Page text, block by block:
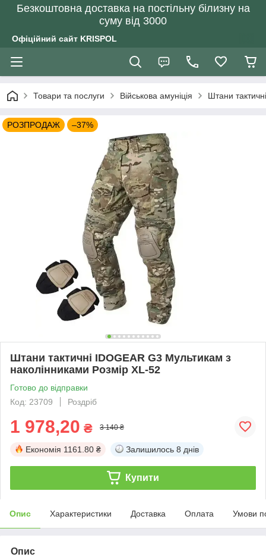
Безкоштовна доставка на постільну білизну на
суму від 3000
Офіційний сайт KRISPOL
Товари та послуги Військова амуніція Штани
РОЗПРОДАЖ –37%
Штани тактичні IDOGEAR G3 Мультикам з
наколінниками Розмір XL-52
Готово до відправки
Код: 23709
Роздріб
1 978,20 ₴ 3 140 ₴
Економія 1161.80 ₴ Залишилось 8 днів
Купити
Опис Характеристики Доставка Оплата Умови
Опис